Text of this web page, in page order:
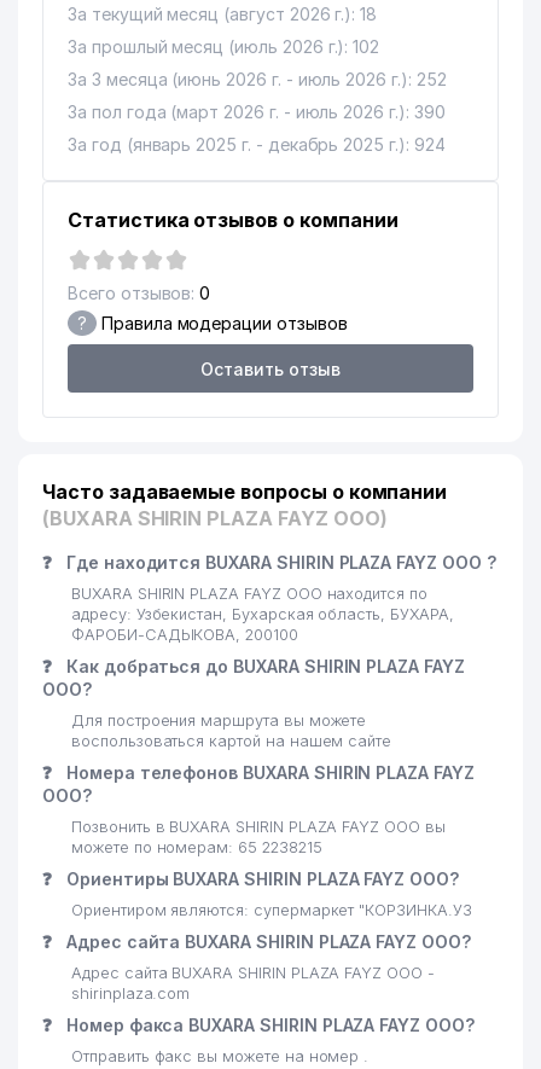
За текущий месяц (август 2026 г.): 18
За прошлый месяц (июль 2026 г.): 102
За 3 месяца (июнь 2026 г. - июль 2026 г.): 252
За пол года (март 2026 г. - июль 2026 г.): 390
За год (январь 2025 г. - декабрь 2025 г.): 924
Статистика отзывов о компании
Всего отзывов: 0
? Правила модерации отзывов
Оставить отзыв
Часто задаваемые вопросы о компании
(BUXARA SHIRIN PLAZA FAYZ ООО)
❓ Где находится BUXARA SHIRIN PLAZA FAYZ ООО ?
BUXARA SHIRIN PLAZA FAYZ ООО находится по
адресу: Узбекистан, Бухарская область, БУХАРА,
ФАРОБИ-САДЫКОВА, 200100
❓
Как добраться до BUXARA SHIRIN PLAZA FAYZ
ООО?
Для построения маршрута вы можете
воспользоваться картой на нашем сайте
❓
Номера телефонов BUXARA SHIRIN PLAZA FAYZ
ООО?
Позвонить в BUXARA SHIRIN PLAZA FAYZ ООО вы
можете по номерам: 65 2238215
❓ Ориентиры BUXARA SHIRIN PLAZA FAYZ ООО?
Ориентиром являются: супермаркет "КОРЗИНКА.УЗ
❓ Адрес сайта BUXARA SHIRIN PLAZA FAYZ ООО?
Адрес сайта BUXARA SHIRIN PLAZA FAYZ ООО -
shirinplaza.com
❓ Номер факса BUXARA SHIRIN PLAZA FAYZ ООО?
Отправить факс вы можете на номер .